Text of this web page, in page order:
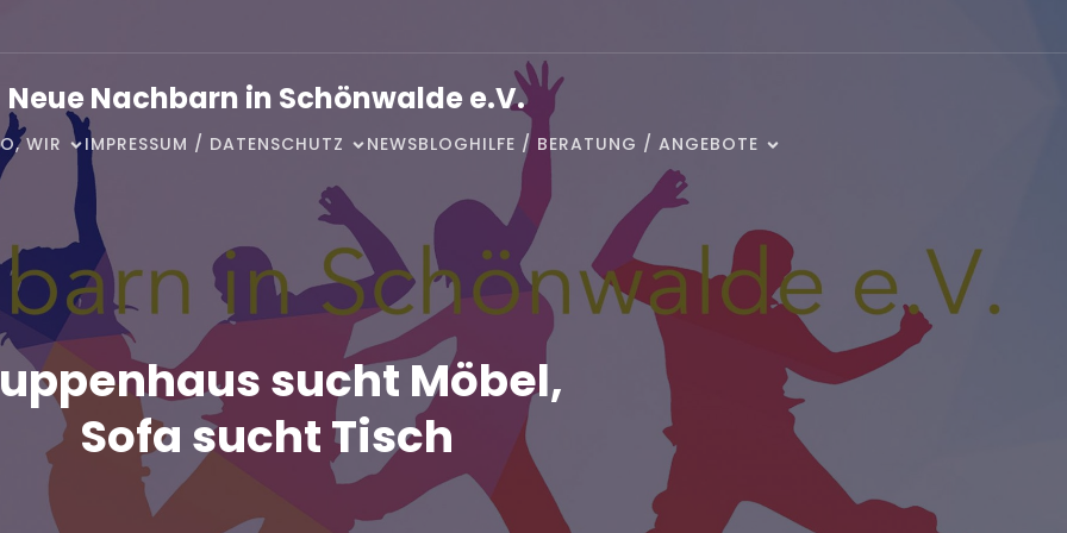
Neue Nachbarn in Schönwalde e.V.
WIR IMPRESSUM / DATENSCHUTZ NEWSBLOGHILFE / BERATUNG / ANGEBOTE
sucht Möbel,
Sofa sucht Tisch